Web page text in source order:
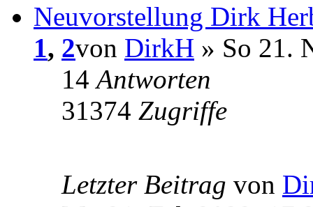
Neuvorstellung Dirk
1, 2von DirkH » So 21.
14Antworten
31374 Zugriffe
Letzter Beitrag von